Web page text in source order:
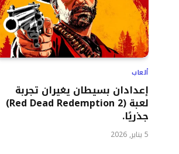
ألعاب
إعدادان بسيطان يغيران تجربة
لعبة (Red Dead Redemption 2)
جذريًا.
5 يناير, 2026